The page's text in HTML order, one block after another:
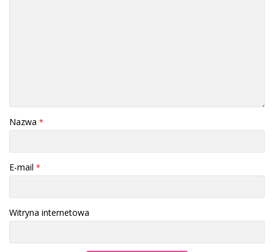
Nazwa *
E-mail *
Witryna internetowa